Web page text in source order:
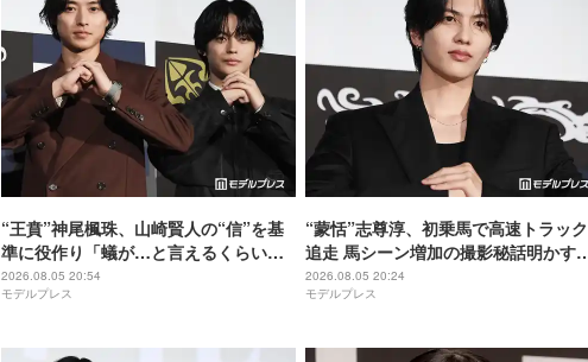
“王賁”神尾楓珠、山崎賢人の“信”を基
準に役作り「蟻が…と言えるくらいの
説得力がないと」【キングダム 魂の決
戦】
2026.08.05 20:54
モデルプレス
“蒙恬”志尊淳、初乗馬で高速トラック
追走 馬シーン増加の撮影秘話明かす
【キングダム 魂の決戦】
2026.08.05 20:24
モデルプレス